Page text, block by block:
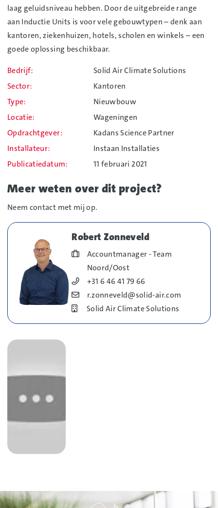
laag geluidsniveau hebben. Door de uitgebreide range
aan Inductie Units is voor vele gebouwtypen – denk aan
kantoren, ziekenhuizen, hotels, scholen en winkels – een
goede oplossing beschikbaar.
Bedrijf
Solid Air Climate Solutions
Sector
Kantoren
Type
Nieuwbouw
Locatie
Wageningen
Opdrachtgever
Kadans Science Partner
Installateur
Instaan Installaties
Publicatiedatum
11 februari 2021
Meer weten over dit project?
Neem contact met mij op.
Robert Zonneveld
Blog_field_Functie
Accountmanager - Team
Noord/Oost
Blog_field_Telefoonnummer
+31 6 46 41 79 66
Blog_field_E-mail
r.zonneveld@solid-air.com
Bedrijf
Solid Air Climate Solutions